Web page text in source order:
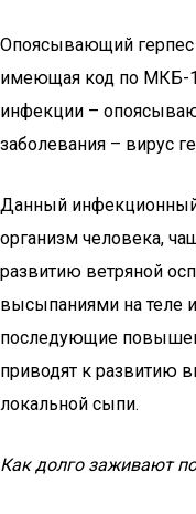
Опоясывающий герпес
имеющая код по МКБ-
инфекции –
заболевания – вирус
Данный инфекционный
организм человека,
развитию ветряной
высыпаниями на теле
последующие
приводят к развитию
локальной сыпи.
Как долго заживают